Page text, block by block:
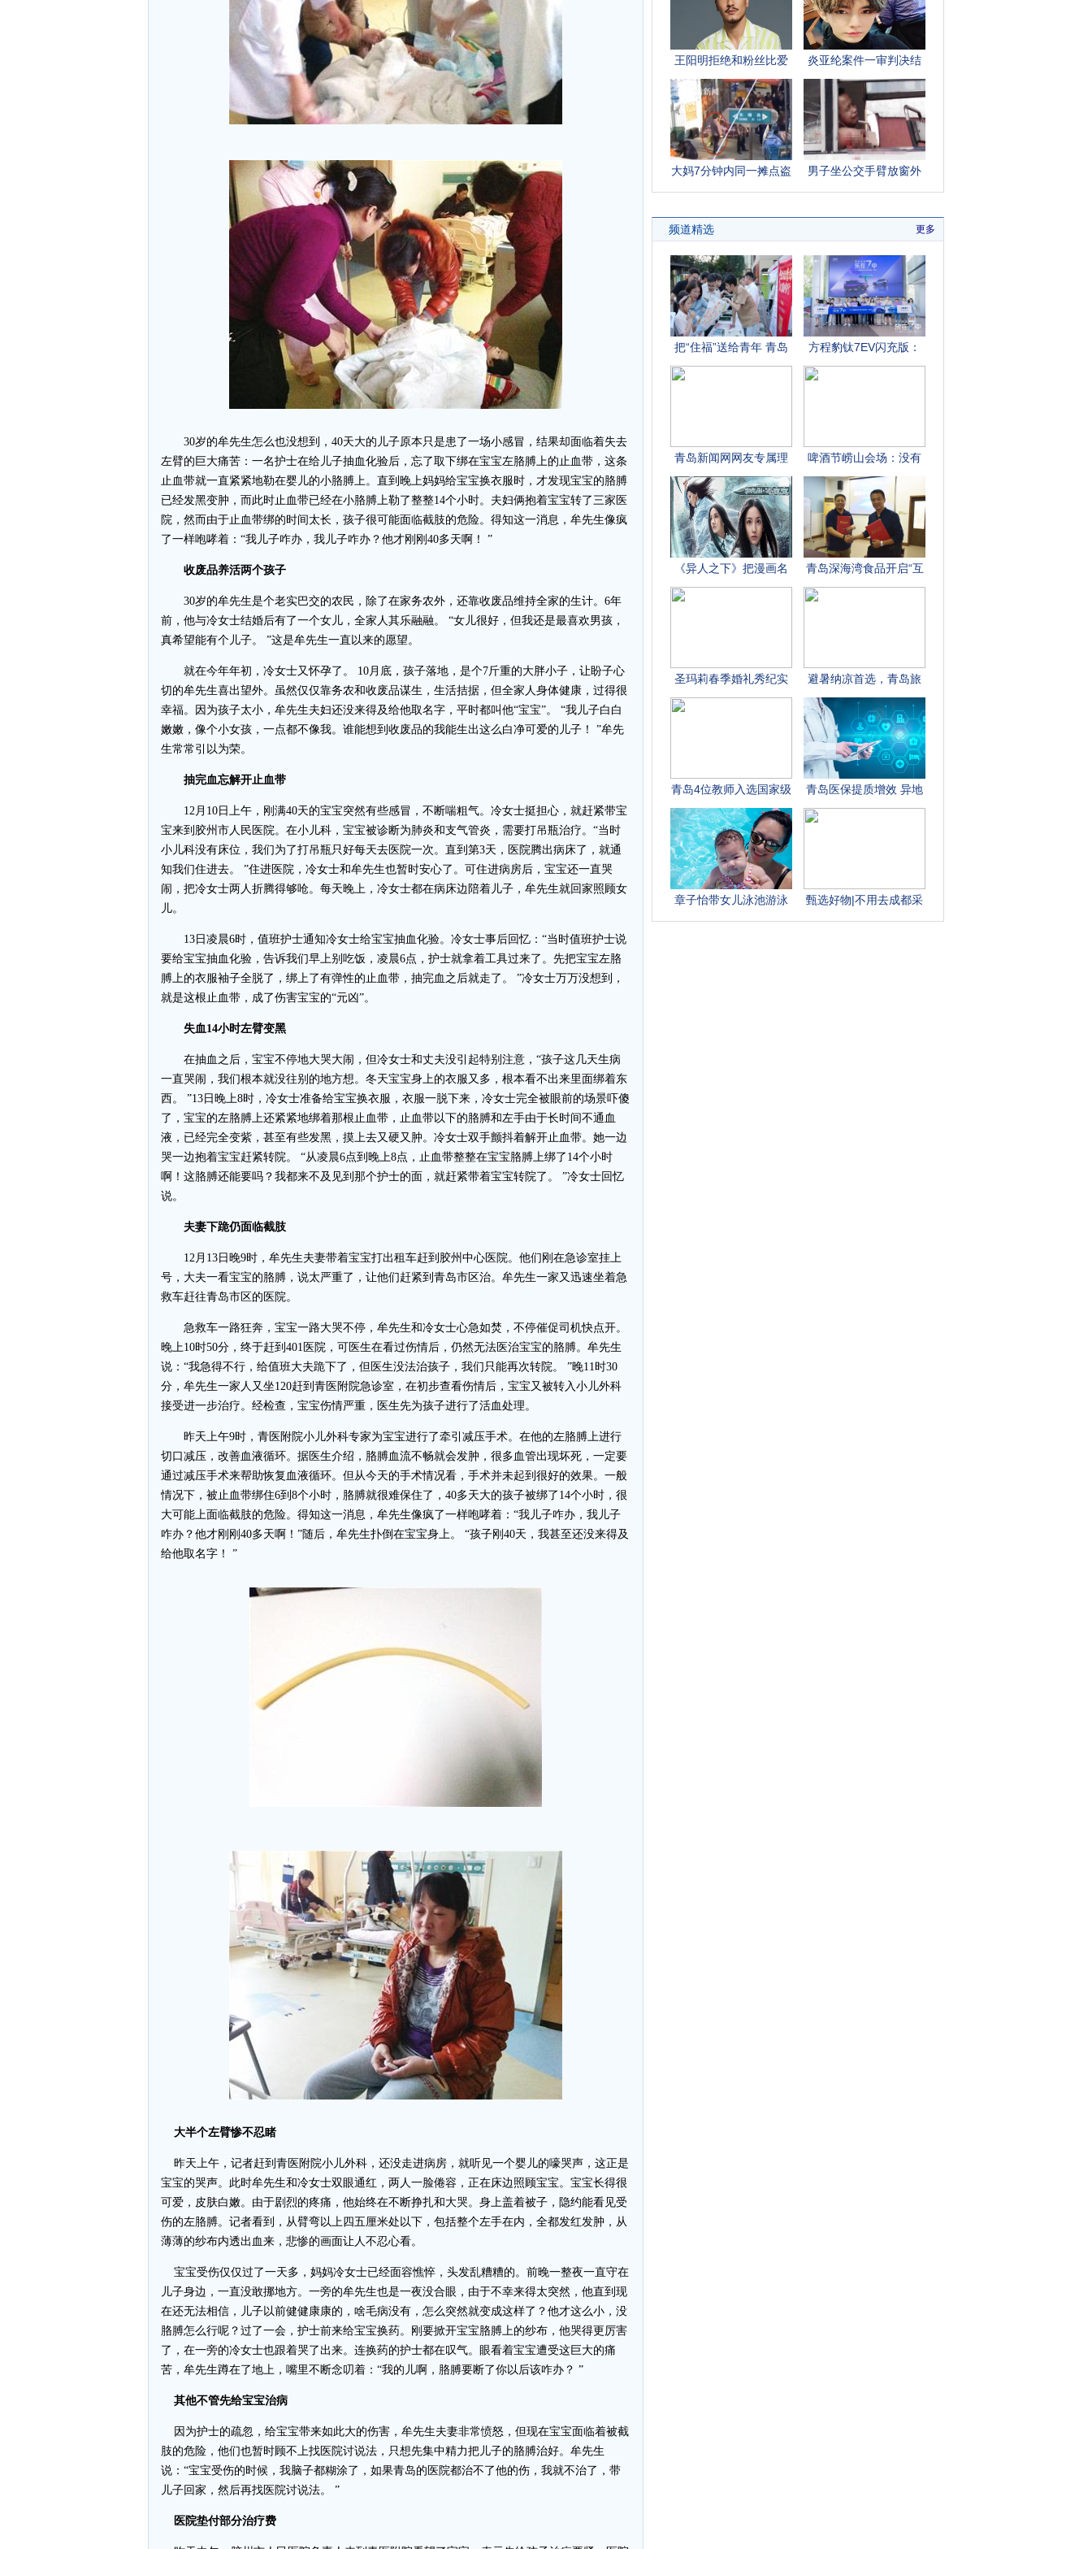
30岁的牟先生怎么也没想到，40天大的儿子原本只是患了一场小感冒，结果却面临着失去
左臂的巨大痛苦：一名护士在给儿子抽血化验后，忘了取下绑在宝宝左胳膊上的止血带，这条
止血带就一直紧紧地勒在婴儿的小胳膊上。直到晚上妈妈给宝宝换衣服时，才发现宝宝的胳膊
已经发黑变肿，而此时止血带已经在小胳膊上勒了整整14个小时。夫妇俩抱着宝宝转了三家医
院，然而由于止血带绑的时间太长，孩子很可能面临截肢的危险。得知这一消息，牟先生像疯
了一样咆哮着：“我儿子咋办，我儿子咋办？他才刚刚40多天啊！ ”
收废品养活两个孩子
30岁的牟先生是个老实巴交的农民，除了在家务农外，还靠收废品维持全家的生计。6年
前，他与冷女士结婚后有了一个女儿，全家人其乐融融。 “女儿很好，但我还是最喜欢男孩，
真希望能有个儿子。 ”这是牟先生一直以来的愿望。
就在今年年初，冷女士又怀孕了。 10月底，孩子落地，是个7斤重的大胖小子，让盼子心
切的牟先生喜出望外。虽然仅仅靠务农和收废品谋生，生活拮据，但全家人身体健康，过得很
幸福。因为孩子太小，牟先生夫妇还没来得及给他取名字，平时都叫他“宝宝”。 “我儿子白白
嫩嫩，像个小女孩，一点都不像我。谁能想到收废品的我能生出这么白净可爱的儿子！ ”牟先
生常常引以为荣。
抽完血忘解开止血带
12月10日上午，刚满40天的宝宝突然有些感冒，不断喘粗气。冷女士挺担心，就赶紧带宝
宝来到胶州市人民医院。在小儿科，宝宝被诊断为肺炎和支气管炎，需要打吊瓶治疗。“当时
小儿科没有床位，我们为了打吊瓶只好每天去医院一次。直到第3天，医院腾出病床了，就通
知我们住进去。 ”住进医院，冷女士和牟先生也暂时安心了。可住进病房后，宝宝还一直哭
闹，把冷女士两人折腾得够呛。每天晚上，冷女士都在病床边陪着儿子，牟先生就回家照顾女
儿。
13日凌晨6时，值班护士通知冷女士给宝宝抽血化验。冷女士事后回忆：“当时值班护士说
要给宝宝抽血化验，告诉我们早上别吃饭，凌晨6点，护士就拿着工具过来了。先把宝宝左胳
膊上的衣服袖子全脱了，绑上了有弹性的止血带，抽完血之后就走了。 ”冷女士万万没想到，
就是这根止血带，成了伤害宝宝的“元凶”。
失血14小时左臂变黑
在抽血之后，宝宝不停地大哭大闹，但冷女士和丈夫没引起特别注意，“孩子这几天生病
一直哭闹，我们根本就没往别的地方想。冬天宝宝身上的衣服又多，根本看不出来里面绑着东
西。 ”13日晚上8时，冷女士准备给宝宝换衣服，衣服一脱下来，冷女士完全被眼前的场景吓傻
了，宝宝的左胳膊上还紧紧地绑着那根止血带，止血带以下的胳膊和左手由于长时间不通血
液，已经完全变紫，甚至有些发黑，摸上去又硬又肿。冷女士双手颤抖着解开止血带。她一边
哭一边抱着宝宝赶紧转院。 “从凌晨6点到晚上8点，止血带整整在宝宝胳膊上绑了14个小时
啊！这胳膊还能要吗？我都来不及见到那个护士的面，就赶紧带着宝宝转院了。 ”冷女士回忆
说。
夫妻下跪仍面临截肢
12月13日晚9时，牟先生夫妻带着宝宝打出租车赶到胶州中心医院。他们刚在急诊室挂上
号，大夫一看宝宝的胳膊，说太严重了，让他们赶紧到青岛市区治。牟先生一家又迅速坐着急
救车赶往青岛市区的医院。
急救车一路狂奔，宝宝一路大哭不停，牟先生和冷女士心急如焚，不停催促司机快点开。
晚上10时50分，终于赶到401医院，可医生在看过伤情后，仍然无法医治宝宝的胳膊。牟先生
说：“我急得不行，给值班大夫跪下了，但医生没法治孩子，我们只能再次转院。 ”晚11时30
分，牟先生一家人又坐120赶到青医附院急诊室，在初步查看伤情后，宝宝又被转入小儿外科
接受进一步治疗。经检查，宝宝伤情严重，医生先为孩子进行了活血处理。
昨天上午9时，青医附院小儿外科专家为宝宝进行了牵引减压手术。在他的左胳膊上进行
切口减压，改善血液循环。据医生介绍，胳膊血流不畅就会发肿，很多血管出现坏死，一定要
通过减压手术来帮助恢复血液循环。但从今天的手术情况看，手术并未起到很好的效果。一般
情况下，被止血带绑住6到8个小时，胳膊就很难保住了，40多天大的孩子被绑了14个小时，很
大可能上面临截肢的危险。得知这一消息，牟先生像疯了一样咆哮着：“我儿子咋办，我儿子
咋办？他才刚刚40多天啊！”随后，牟先生扑倒在宝宝身上。 “孩子刚40天，我甚至还没来得及
给他取名字！ ”
大半个左臂惨不忍睹
昨天上午，记者赶到青医附院小儿外科，还没走进病房，就听见一个婴儿的嚎哭声，这正是
宝宝的哭声。此时牟先生和冷女士双眼通红，两人一脸倦容，正在床边照顾宝宝。宝宝长得很
可爱，皮肤白嫩。由于剧烈的疼痛，他始终在不断挣扎和大哭。身上盖着被子，隐约能看见受
伤的左胳膊。记者看到，从臂弯以上四五厘米处以下，包括整个左手在内，全都发红发肿，从
薄薄的纱布内透出血来，悲惨的画面让人不忍心看。
宝宝受伤仅仅过了一天多，妈妈冷女士已经面容憔悴，头发乱糟糟的。前晚一整夜一直守在
儿子身边，一直没敢挪地方。一旁的牟先生也是一夜没合眼，由于不幸来得太突然，他直到现
在还无法相信，儿子以前健健康康的，啥毛病没有，怎么突然就变成这样了？他才这么小，没
胳膊怎么行呢？过了一会，护士前来给宝宝换药。刚要掀开宝宝胳膊上的纱布，他哭得更厉害
了，在一旁的冷女士也跟着哭了出来。连换药的护士都在叹气。眼看着宝宝遭受这巨大的痛
苦，牟先生蹲在了地上，嘴里不断念叨着：“我的儿啊，胳膊要断了你以后该咋办？ ”
其他不管先给宝宝治病
因为护士的疏忽，给宝宝带来如此大的伤害，牟先生夫妻非常愤怒，但现在宝宝面临着被截
肢的危险，他们也暂时顾不上找医院讨说法，只想先集中精力把儿子的胳膊治好。牟先生
说：“宝宝受伤的时候，我脑子都糊涂了，如果青岛的医院都治不了他的伤，我就不治了，带
儿子回家，然后再找医院讨说法。 ”
医院垫付部分治疗费